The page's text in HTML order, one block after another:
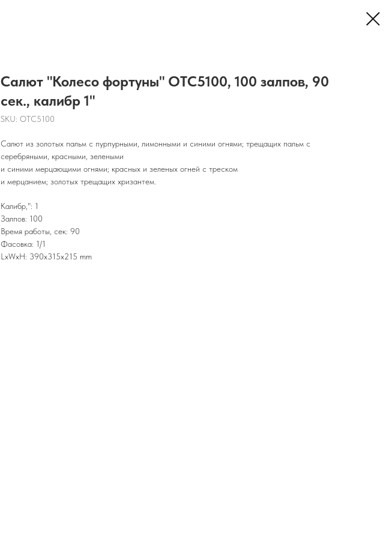
Салют "Колесо фортуны" OTC5100, 100 залпов, 90
сек., калибр 1"
SKU: OTC5100
Салют из золотых пальм с пурпурными, лимонными и синими огнями; трещащих пальм с
серебряными, красными, зелеными
и синими мерцающими огнями; красных и зеленых огней с треском
и мерцанием; золотых трещащих хризантем.
Калибр,": 1
Залпов: 100
Время работы, сек: 90
Фасовка: 1/1
LxWxH: 390x315x215 mm